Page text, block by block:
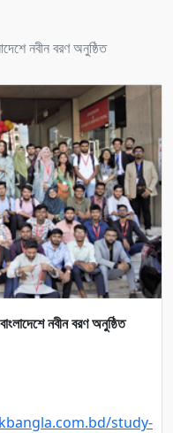
নবীন বরণ অনুষ্ঠিত
নবীন বরণ অনুষ্ঠিত
study-